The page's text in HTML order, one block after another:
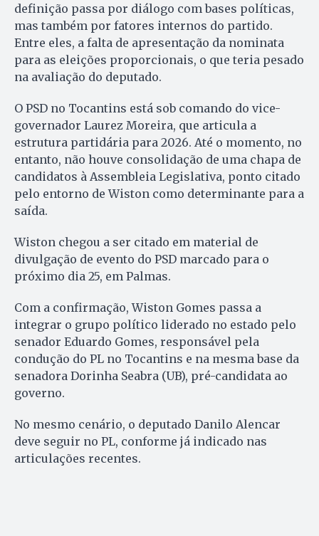
definição passa por diálogo com bases políticas,
mas também por fatores internos do partido.
Entre eles, a falta de apresentação da nominata
para as eleições proporcionais, o que teria pesado
na avaliação do deputado.
O PSD no Tocantins está sob comando do vice-
governador Laurez Moreira, que articula a
estrutura partidária para 2026. Até o momento, no
entanto, não houve consolidação de uma chapa de
candidatos à Assembleia Legislativa, ponto citado
pelo entorno de Wiston como determinante para a
saída.
Wiston chegou a ser citado em material de
divulgação de evento do PSD marcado para o
próximo dia 25, em Palmas.
Com a confirmação, Wiston Gomes passa a
integrar o grupo político liderado no estado pelo
senador Eduardo Gomes, responsável pela
condução do PL no Tocantins e na mesma base da
senadora Dorinha Seabra (UB), pré-candidata ao
governo.
No mesmo cenário, o deputado Danilo Alencar
deve seguir no PL, conforme já indicado nas
articulações recentes.